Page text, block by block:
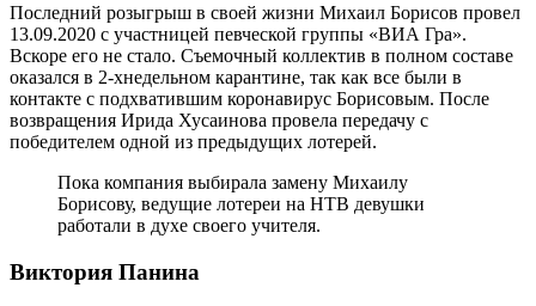
Последний розыгрыш в своей жизни Михаил Борисов провел
13.09.2020 с участницей певческой группы «ВИА Гра».
Вскоре его не стало. Съемочный коллектив в полном составе
оказался в 2-хнедельном карантине, так как все были в
контакте с подхватившим коронавирус Борисовым. После
возвращения Ирида Хусаинова провела передачу с
победителем одной из предыдущих лотерей.
Пока компания выбирала замену Михаилу
Борисову, ведущие лотереи на НТВ девушки
работали в духе своего учителя.
Виктория Панина